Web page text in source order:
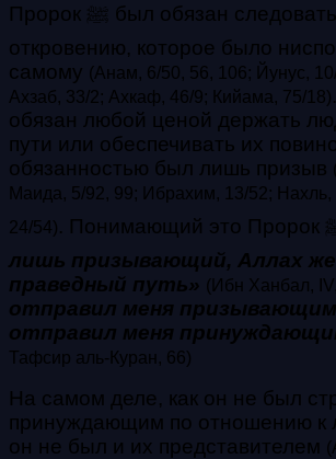
Пророк ﷺ был обязан следовать только тому
откровению, которое было
самому (Анам, 6/50, 56, 106; Йунус,
Ахзаб, 33/2; Ахкаф, 46/9; Кийама, 75/18)
обязан любой ценой держать
пути или обеспечивать их
обязанностью был лишь призыв
Маида, 5/92, 99; Ибрахим, 13/52; Нахль,
24/54)
лишь призывающий, Аллах
праведный путь» (Ибн Ханбал,
отправил меня
отправил меня
Тафсир аль-Куран, 66)
На самом деле, как он не был
принуждающим по отношению к
он не был и их представителем